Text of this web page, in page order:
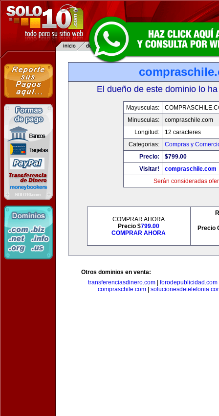
El dueño de este dominio lo
Mayusculas:
Minusculas:
compraschile.com
Longitud:
12 caracteres
Categorias:
Compras y
Precio:
$799.00
Visitar!
compraschile.com
Serán consideradas
COMPRAR AHORA
Precio $799.00
COMPRAR AHORA
Precio
Otros dominios en venta:
transferenciasdinero.com
forodepublicidad.com
compraschile.com